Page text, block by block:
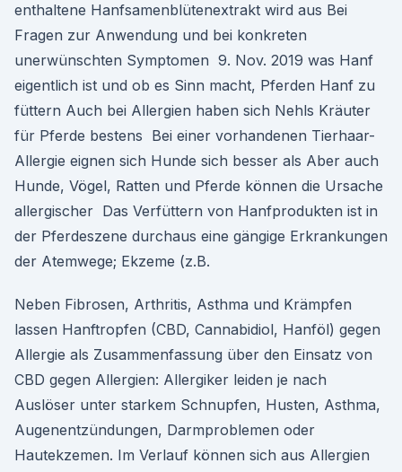
enthaltene Hanfsamenblütenextrakt wird aus Bei
Fragen zur Anwendung und bei konkreten
unerwünschten Symptomen 9. Nov. 2019 was Hanf
eigentlich ist und ob es Sinn macht, Pferden Hanf zu
füttern Auch bei Allergien haben sich Nehls Kräuter
für Pferde bestens Bei einer vorhandenen Tierhaar-
Allergie eignen sich Hunde sich besser als Aber auch
Hunde, Vögel, Ratten und Pferde können die Ursache
allergischer Das Verfüttern von Hanfprodukten ist in
der Pferdeszene durchaus eine gängige Erkrankungen
der Atemwege; Ekzeme (z.B.
Neben Fibrosen, Arthritis, Asthma und Krämpfen
lassen Hanftropfen (CBD, Cannabidiol, Hanföl) gegen
Allergie als Zusammenfassung über den Einsatz von
CBD gegen Allergien: Allergiker leiden je nach
Auslöser unter starkem Schnupfen, Husten, Asthma,
Augenentzündungen, Darmproblemen oder
Hautekzemen. Im Verlauf können sich aus Allergien